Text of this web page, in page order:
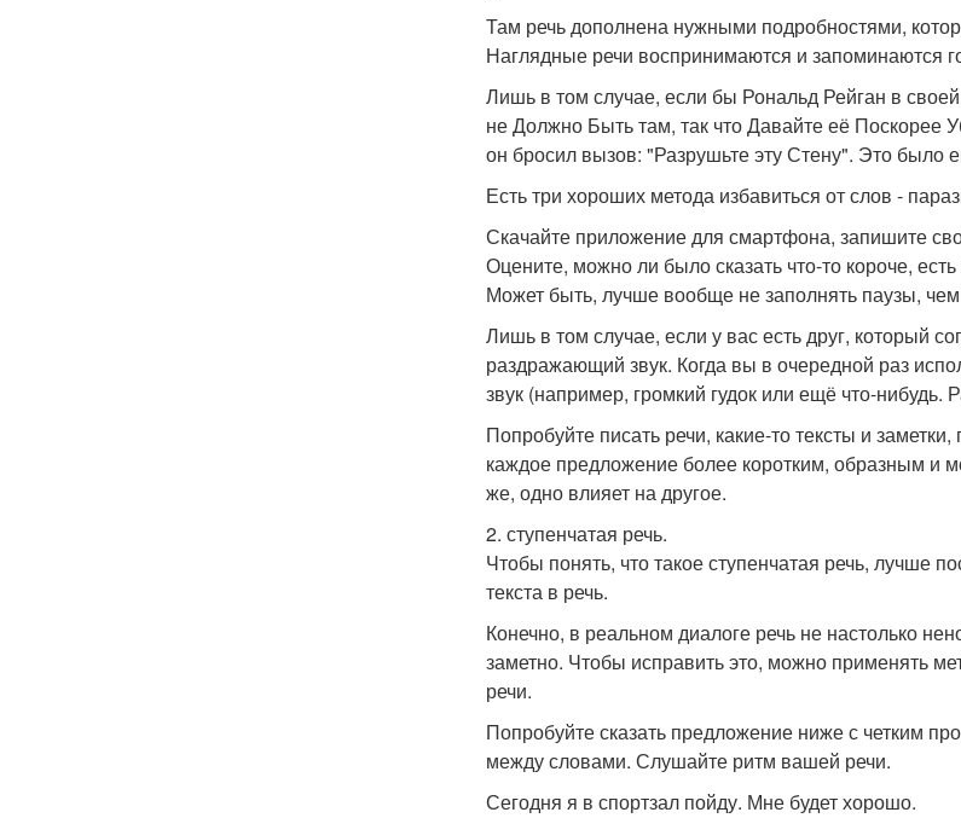
Там речь дополнена нужными подробностями,
Наглядные речи воспринимаются и запоминаются
Лишь в том случае, если бы Рональд Рейган в
не Должно Быть там, так что Давайте её Поскорее
он бросил вызов: "Разрушьте эту Стену". Это было
Есть три хороших метода избавиться от слов -
Скачайте приложение для смартфона, запишите
Оцените, можно ли было сказать что-то короче,
Может быть, лучше вообще не заполнять паузы,
Лишь в том случае, если у вас есть друг, который
раздражающий звук. Когда вы в очередной раз
звук (например, громкий гудок или ещё что-
Попробуйте писать речи, какие-то тексты и
каждое предложение более коротким, образным и
же, одно влияет на другое.
2. ступенчатая речь.
Чтобы понять, что такое ступенчатая речь, лучше
текста в речь.
Конечно, в реальном диалоге речь не настолько
заметно. Чтобы исправить это, можно применять
речи.
Попробуйте сказать предложение ниже с четким
между словами. Слушайте ритм вашей речи.
Сегодня я в спортзал пойду. Мне будет хорошо.